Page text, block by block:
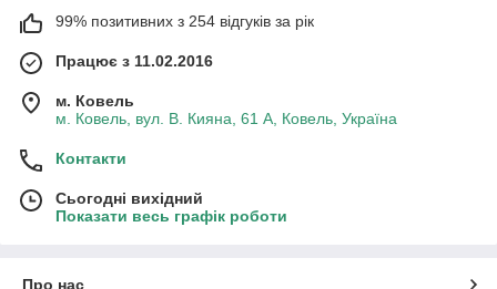
99% позитивних з 254 відгуків за рік
Працює з 11.02.2016
м. Ковель
м. Ковель, вул. В. Кияна, 61 А, Ковель, Україна
Контакти
Сьогодні вихідний
Показати весь графік роботи
Про нас